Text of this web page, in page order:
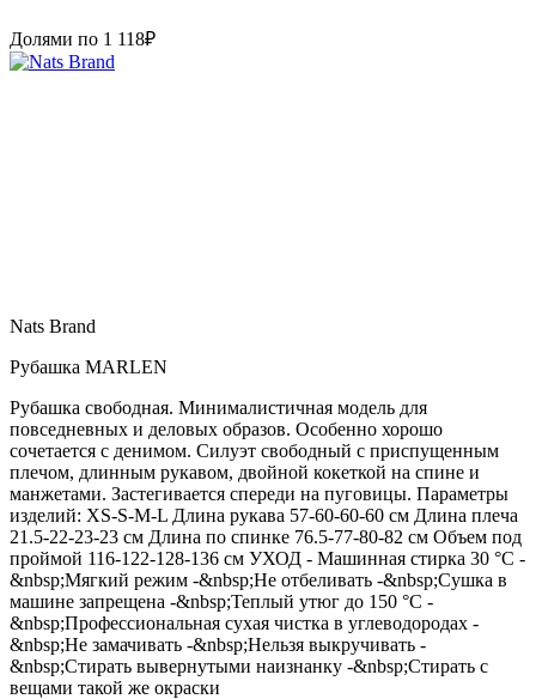
Долями по 1 118₽
Nats Brand
Рубашка MARLEN
Рубашка свободная. Минималистичная модель для
повседневных и деловых образов. Особенно хорошо
сочетается с денимом. Силуэт свободный с приспущенным
плечом, длинным рукавом, двойной кокеткой на спине и
манжетами. Застегивается спереди на пуговицы. Параметры
изделий: XS-S-M-L Длина рукава 57-60-60-60 см Длина плеча
21.5-22-23-23 см Длина по спинке 76.5-77-80-82 см Объем под
проймой 116-122-128-136 см УХОД - Машинная стирка 30 °С -
&nbsp;Мягкий режим -&nbsp;Не отбеливать -&nbsp;Сушка в
машине запрещена -&nbsp;Теплый утюг до 150 °С -
&nbsp;Профессиональная сухая чистка в углеводородах -
&nbsp;Не замачивать -&nbsp;Нельзя выкручивать -
&nbsp;Стирать вывернутыми наизнанку -&nbsp;Стирать с
вещами такой же окраски